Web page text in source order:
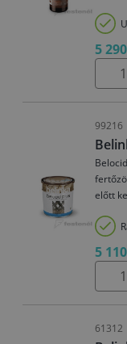
5
99216
előtt
5
61312